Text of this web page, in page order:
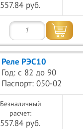
557.84 руб.
Реле РЭС10
Год: с 82 до 90
Паспорт: 050-02
Безналичный
расчет:
557.84 руб.